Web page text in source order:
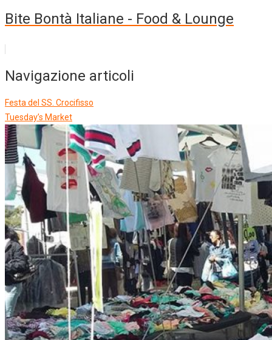
Bite Bontà Italiane - Food & Lounge
Navigazione articoli
Festa del SS. Crocifisso
Tuesday’s Market